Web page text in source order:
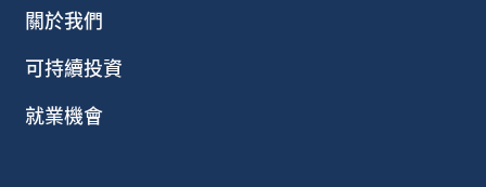
關於我們
可持續投資
就業機會